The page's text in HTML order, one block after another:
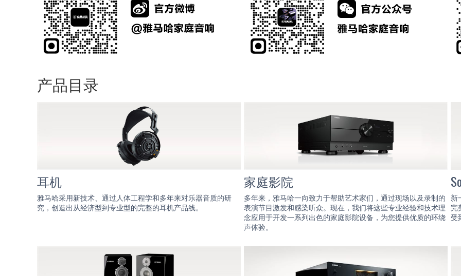
产品目录
耳机
雅马哈采用新技术、通过人体工程学和多年来对乐器音质的研
究，创造出从经济型到专业型的完整的耳机产品线。
家庭影院
多年来，雅马哈一向致力于帮助艺术家们，通过现场以及录制的
表演节目激发和感染听众。现在，我们将这些专业经验和技术理
念应用于开发一系列出色的家庭影院设备，为您提供优质的环绕
声体验。
新
完
受